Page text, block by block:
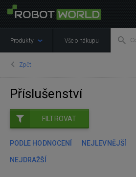
Produkty Vše o nákupu
Zpět
Příslušenství
FILTROVAT
PODLE HODNOCENÍ NEJLEVNĚJŠÍ
NEJDRAŽŠÍ